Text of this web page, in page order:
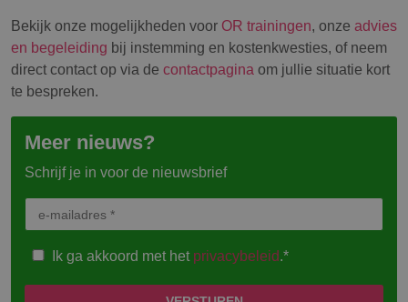
Bekijk onze mogelijkheden voor OR trainingen, onze advies
en begeleiding bij instemming en kostenkwesties, of neem
direct contact op via de contactpaginaom jullie situatie kort
te bespreken.
Meer nieuws?
Schrijf je in voor de nieuwsbrief
Ik ga akkoord met hetprivacybeleid.*